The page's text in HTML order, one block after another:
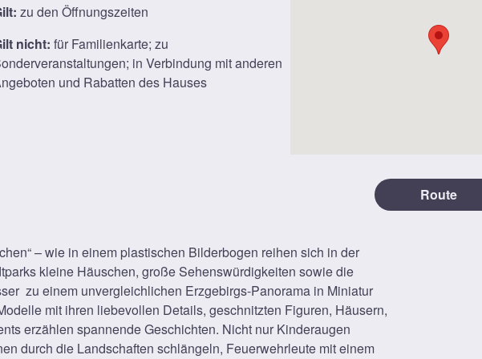
zu den Öffnungszeiten
nicht: für Familienkarte; zu
in Verbindung mit anderen
und Rabatten des Hauses
Route
– wie in einem plastischen Bilderbogen reihen sich in der
kleine Häuschen, große Sehenswürdigkeiten sowie die
zu einem unvergleichlichen Erzgebirgs-Panorama in Miniatur
mit ihren liebevollen Details, geschnitzten Figuren, Häusern,
erzählen spannende Geschichten. Nicht nur Kinderaugen
durch die Landschaften schlängeln, Feuerwehrleute mit einem